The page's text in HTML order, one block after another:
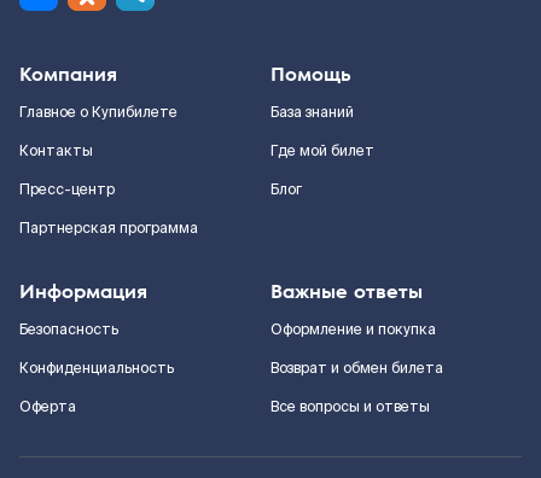
Компания
Главное о Купибилете
Контакты
Пресс-центр
Партнерская программа
Помощь
База знаний
Где мой билет
Блог
Информация
Безопасность
Конфиденциальность
Оферта
Важные ответы
Оформление и покупка
Возврат и обмен билета
Все вопросы и ответы